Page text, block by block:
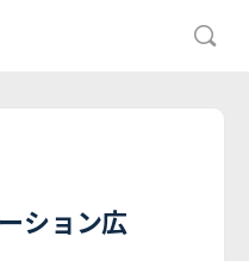
ション広